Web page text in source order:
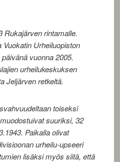
Rukajärven rintamalle.
Urheiluopiston
vuonna 2005.
urheilukeskuksen
Jeljärven retkeltä.
toiseksi
suuriksi, 32
Paikalla olivat
urheilu-upseeri
lisäksi myös siitä, että